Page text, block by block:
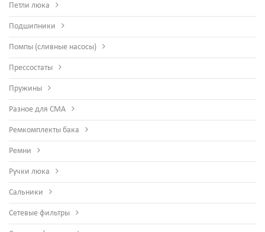
Петли люка
Подшипники
Помпы (сливные насосы)
Прессостаты
Пружины
Разное для СМА
Ремкомплекты бака
Ремни
Ручки люка
Сальники
Сетевые фильтры